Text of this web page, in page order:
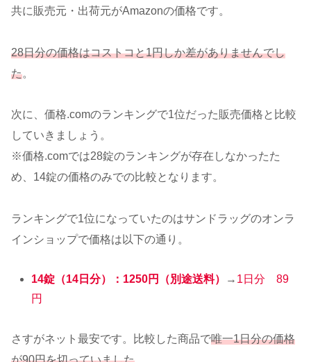
共に販売元・出荷元がAmazonの価格です。
28日分の価格はコストコと1円しか差がありませんでし
た。
次に、価格.comのランキングで1位だった販売価格と比較
していきましょう。
※価格.comでは28錠のランキングが存在しなかったた
め、14錠の価格のみでの比較となります。
ランキングで1位になっていたのはサンドラッグのオンラ
インショップで価格は以下の通り。
14錠（14日分）：1250円（別途送料） → 1日分 89
円
さすがネット最安です。比較した商品で唯一1日分の価格